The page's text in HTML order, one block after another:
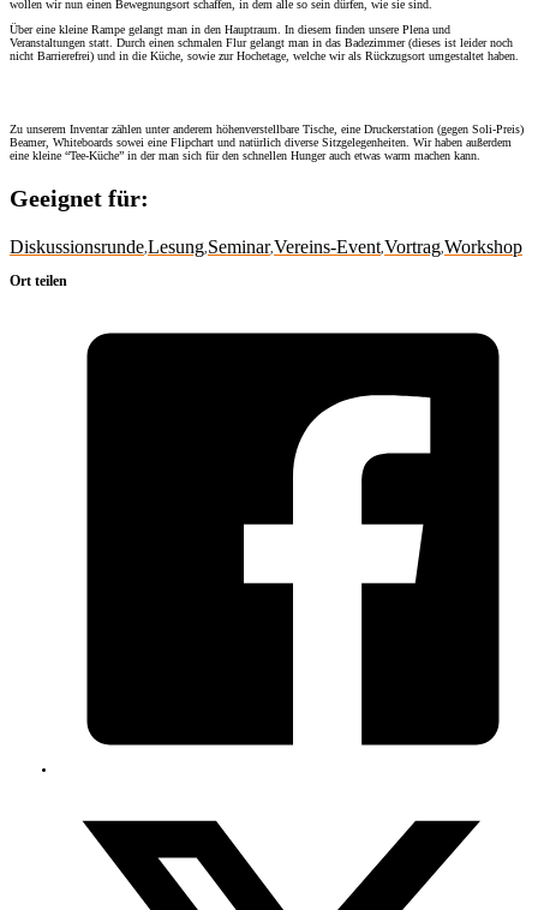
wollen wir nun einen Bewegnungsort schaffen, in dem alle so sein dürfen, wie sie sind.
Über eine kleine Rampe gelangt man in den Hauptraum. In diesem finden unsere Plena und
Veranstaltungen statt. Durch einen schmalen Flur gelangt man in das Badezimmer (dieses ist leider noch
nicht Barrierefrei) und in die Küche, sowie zur Hochetage, welche wir als Rückzugsort umgestaltet haben.
Zu unserem Inventar zählen unter anderem höhenverstellbare Tische, eine Druckerstation (gegen Soli-Preis)
Beamer, Whiteboards sowei eine Flipchart und natürlich diverse Sitzgelegenheiten. Wir haben außerdem
eine kleine “Tee-Küche” in der man sich für den schnellen Hunger auch etwas warm machen kann.
Geeignet für:
DiskussionsrundeLesung Seminar,Vereins-EventVortragWorkshop
Ort teilen